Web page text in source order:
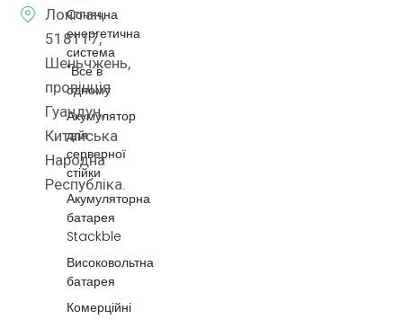
Сонячна
енергетична
система
"Все в
одному
Акумулятор
для
серверної
стійки
Акумуляторна
батарея
Stackble
Високовольтна
батарея
Комерційні
Лонгган,
518117,
Шеньчжень,
провінція
Гуандун,
Китайська
Народна
Республіка.